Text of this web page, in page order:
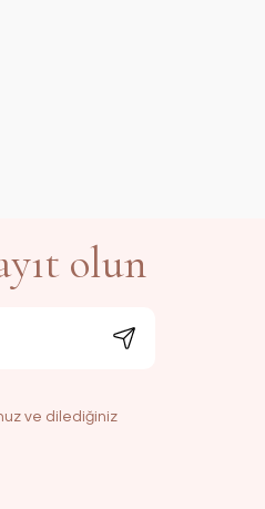
olun
ve dilediğiniz